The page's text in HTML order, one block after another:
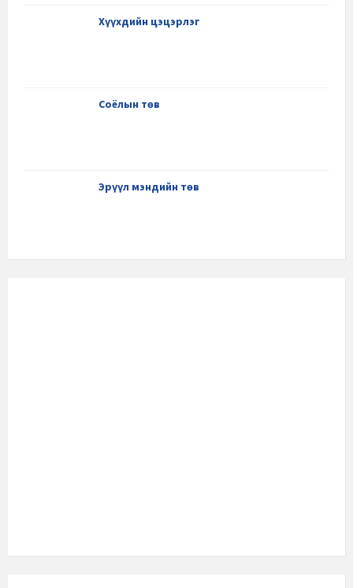
Хүүхдийн цэцэрлэг
Соёлын төв
Эрүүл мэндийн төв